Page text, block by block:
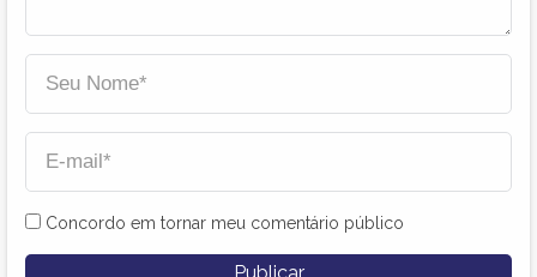
Concordo em tornar meu comentário público